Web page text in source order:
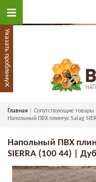
Главная Сопутствующие товары
Напольный ПВХ плинтус Salag
Напольный ПВХ
SIERRA (100 44) |
Указать проблему
×